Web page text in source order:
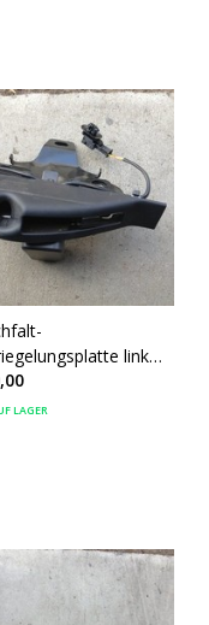
links
308CC 8484AJ
LAGER